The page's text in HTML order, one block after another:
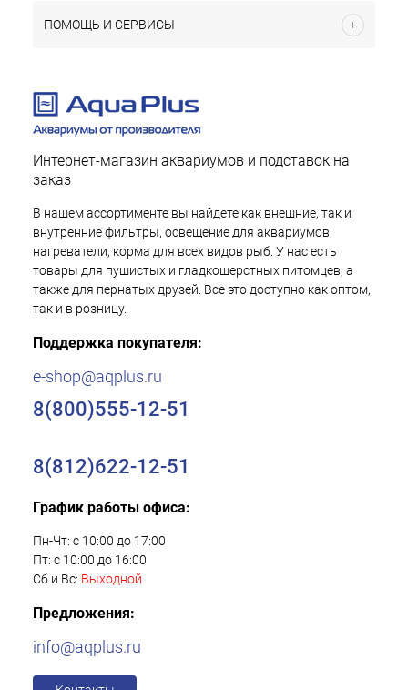
ПОМОЩЬ И СЕРВИСЫ
Интернет-магазин аквариумов и подставок на
заказ
В нашем ассортименте вы найдете как внешние, так и
внутренние фильтры, освещение для аквариумов,
нагреватели, корма для всех видов рыб. У нас есть
товары для пушистых и гладкошерстных питомцев, а
также для пернатых друзей. Все это доступно как оптом,
так и в розницу.
Поддержка покупателя:
e-shop@aqplus.ru
8(800)555-12-51
8(812)622-12-51
График работы офиса:
Пн-Чт: с 10:00 до 17:00
Пт: с 10:00 до 16:00
Сб и Вс: Выходной
Предложения:
info@aqplus.ru